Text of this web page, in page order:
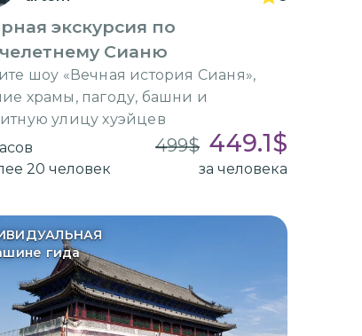
экскурсия по
Сианю
шоу «Вечная история Сианя»,
храмы, пагоду, башни и
улицу хуэйцев
499$ 449.1$
20 человек за человека
гида